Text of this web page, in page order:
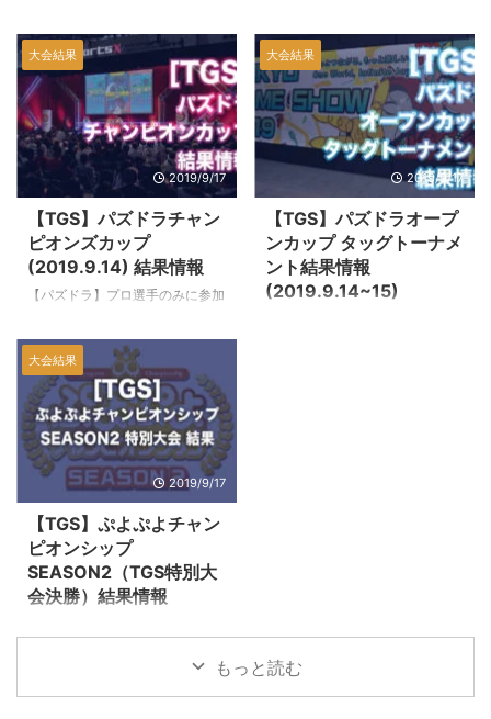
間に渡って行われた全国高校対抗
eスポーツ大会『STAGE：0』の
決勝大会。 大会で競われたゲー
ムのタイトルは『フォートナイ
ト』『クラッシュ・ロワイヤル』
『リーグ・オブ・レジェンド』の
3つで、それぞれ大変白熱した試
合になった。 決勝大会の優勝
校、準優勝校はこちら！ フォー
トナイト エントリー総数は909校
1113チーム 2446名だったとのこ
と。決勝大会は44校の総当たり
戦全3試合。最後の一人まで生き
ル数など総合ポイントで争われ
た。 &n ...
ド部門 優勝 BILINGUAL 準優
勝 Team Jeanne d'Arc レイン
ボーシックスシージ部門 優勝
FAV gaming 準優勝 父ノ背中
大会結果
2019/9/17
【TGS】パズドラチャン
ピオンズカップ
(2019.9.14) 結果情報
【パズドラ】プロ選手のみに参加
ズドラチャンピオンズカップ
「東京ゲームショウ2019」内
「e-Sports X」RED STAGEで
2019/9/14に開催されました！ パ
ズル&ドラゴンズ チャンピオンズ
カップ 2019年9月14日（土）
大会結果 優勝 ゆわプロ 準優
勝 スー☆プロ 準優勝のスー☆
選手には賞金300万円！MCのフ
ジモンことFUJIWARAの藤本さん
からは「来年は自分も出ようか
な‥」なんてコメントも☆ なお、
ゆわ選手は「ジャパン・eスポー
大会結果
2019/9/17
【TGS】パズドラオープ
ンカップ タッグトーナメ
ント結果情報
(2019.9.14~15)
大会結果
2019/9/17
【TGS】ぷよぷよチャン
ピオンシップ
SEASON2（TGS特別大
会決勝）結果情報
Presented by PlayStation 4】 ぷもっと読む